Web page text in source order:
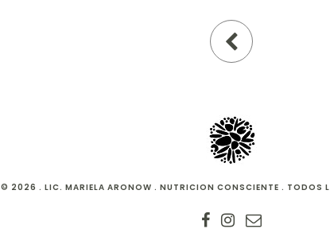
© 2026 . LIC. MARIELA ARONOW . NUTRICION CONSCIENTE . TODOS